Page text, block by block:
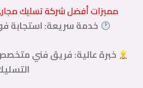
مميزات أفضل شركة تسليك
خدمة سريعة: استجابة فورية
خبرة عالية: فريق فني